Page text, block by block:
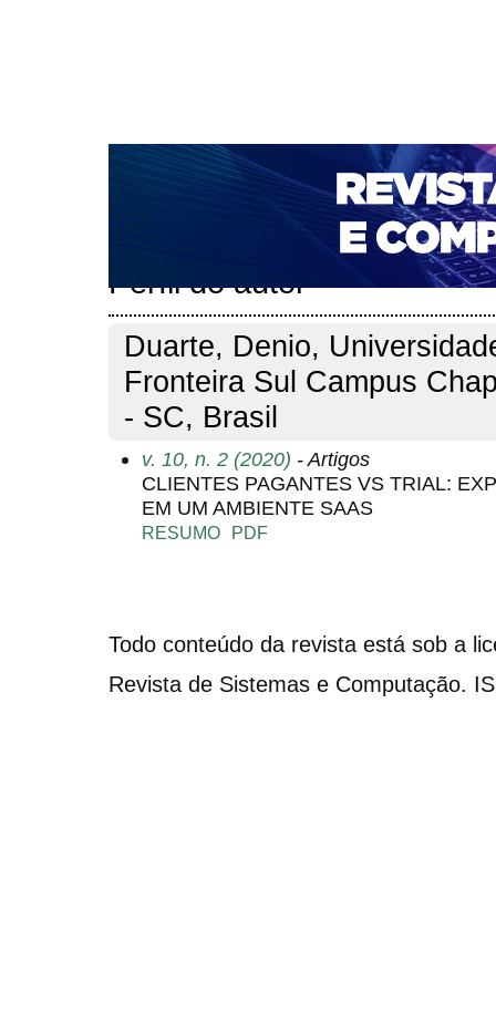
CAPA SOBRE ACESSO CADASTRO
NOTÍCIAS
PORTAL DE REVISTAS DA UNIFACS
PARA AVALIADORES
NOVA SUBMISSÃO
Perfil do autor
Duarte, Denio,
Fronteira Sul Campus
- SC, Brasil
v. 10, n. 2 (2020) - Artigos
CLIENTES PAGANTES VS TRIAL:
EM UM AMBIENTE SAAS
RESUMO PDF
Todo conteúdo da revista está sob a
Revista de Sistemas e Computação.